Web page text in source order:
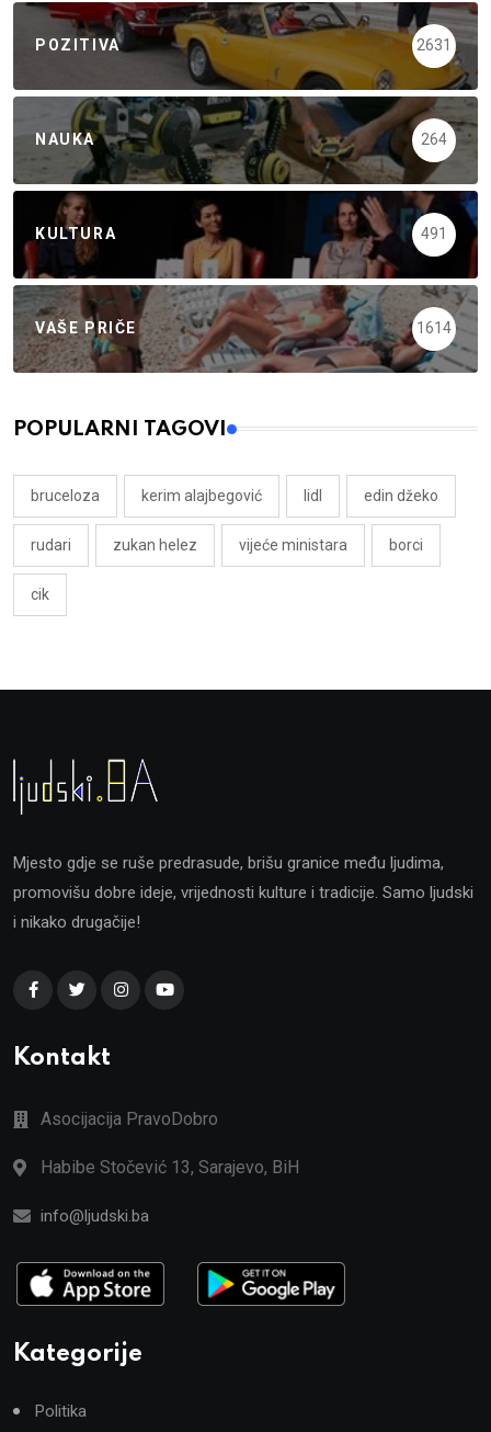
POZITIVA 2631
NAUKA 264
KULTURA 491
VAŠE PRIČE 1614
POPULARNI TAGOVI
bruceloza kerim alajbegović lidl edin džeko
rudari zukan helez vijeće ministara borci
cik
Mjesto gdje se ruše predrasude, brišu granice među ljudima,
promovišu dobre ideje, vrijednosti kulture i tradicije. Samo ljudski
i nikako drugačije!
Kontakt
Asocijacija PravoDobro
Habibe Stočević 13, Sarajevo, BiH
info@ljudski.ba
Kategorije
Politika